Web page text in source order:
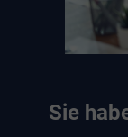
Sie